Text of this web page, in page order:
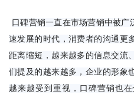
口碑营销一直在市场营销中被广
速发展的时代，消费者的沟通更
距离缩短，越来越多的信息交流
们提及的越来越多，企业的形象
越来越受到重视，口碑营销也